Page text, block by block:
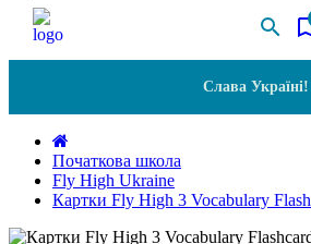
Слава Україні!
Початкова школа
Fly High Ukraine
Картки Fly High 3 Vocabulary